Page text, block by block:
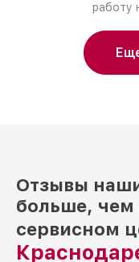
работу
Отзывы
больше,
сервисном